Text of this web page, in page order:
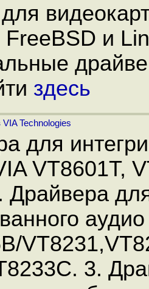
и
здесь
Technologies
для
VT8601T,
Драйвера
3.